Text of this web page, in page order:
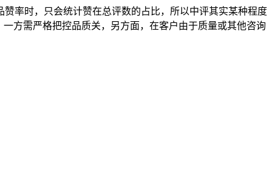
率时，只会统计赞在总评数的占比，所以中评其实某种程度
方需严格把控品质关，另方面，在客户由于质量或其他咨询